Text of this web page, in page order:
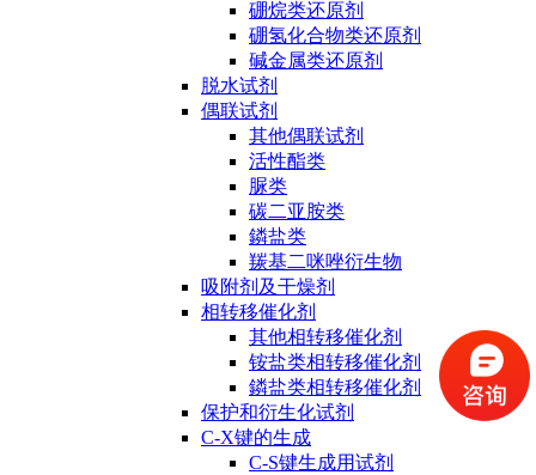
硼烷类还原剂
硼氢化合物类还原剂
碱金属类还原剂
脱水试剂
偶联试剂
其他偶联试剂
活性酯类
脲类
碳二亚胺类
鏻盐类
羰基二咪唑衍生物
吸附剂及干燥剂
相转移催化剂
其他相转移催化剂
铵盐类相转移催化剂
鏻盐类相转移催化剂
保护和衍生化试剂
C-X键的生成
C-S键生成用试剂